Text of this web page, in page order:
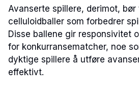
Avanserte spillere, derimot,
celluloidballer som forbedrer
Disse ballene gir responsivitet
for konkurransematcher, noe
dyktige spillere å utføre
effektivt.